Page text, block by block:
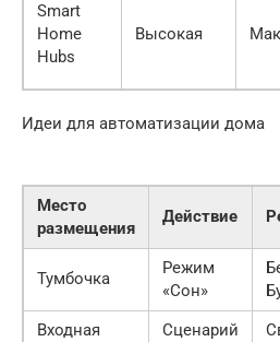
Smart
Home
Hubs
Высокая
Идеи для автоматизации дома
Место
размещения
Действие
Тумбочка
Режим
«Сон»
Входная
Сценарий